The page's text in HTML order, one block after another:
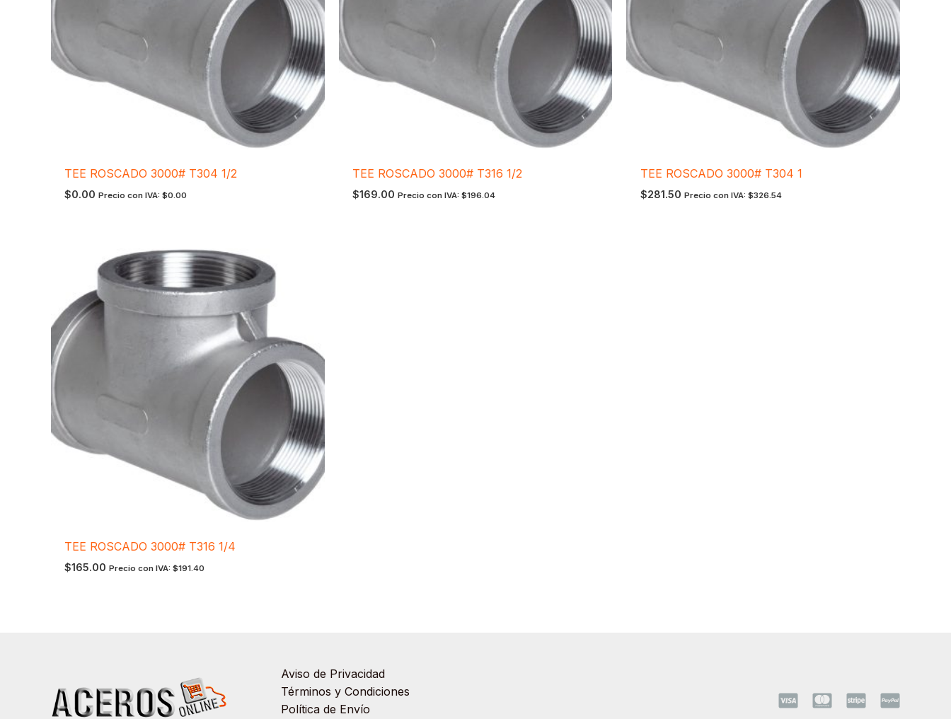
TEE ROSCADO 3000# T304 1/2
$0.00 Precio con IVA:$0.00
TEE ROSCADO 3000# T316 1/2
$169.00 Precio con IVA: $196.04
TEE ROSCADO 3000# T304 1
$281.50 Precio con IVA: $326.54
TEE ROSCADO 3000# T316 1/4
$165.00 Precio con IVA:$191.40
Aviso de Privacidad
Términos y Condiciones
Política de Envío